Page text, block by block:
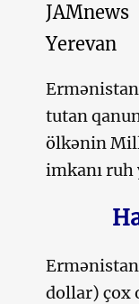
JAMnews
Yerevan
tutan
ölkənin
imkanı
dollar) çox